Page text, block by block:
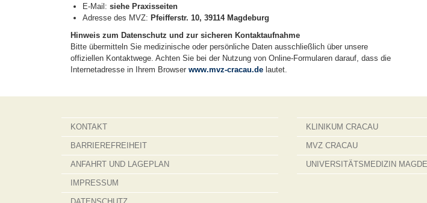
E-Mail: siehe Praxisseiten
Adresse des MVZ: Pfeifferstr. 10, 39114 Magdeburg
Hinweis zum Datenschutz und zur sicheren Kontaktaufnahme
Bitte übermitteln Sie medizinische oder persönliche Daten ausschließlich über unsere
offiziellen Kontaktwege. Achten Sie bei der Nutzung von Online-Formularen darauf, dass die
Internetadresse in Ihrem Browser www.mvz-cracau.de lautet.
KONTAKT
BARRIEREFREIHEIT
ANFAHRT UND LAGEPLAN
IMPRESSUM
KLINIKUM CRACAU
MVZ CRACAU
UNIVERSITÄTSMEDIZIN